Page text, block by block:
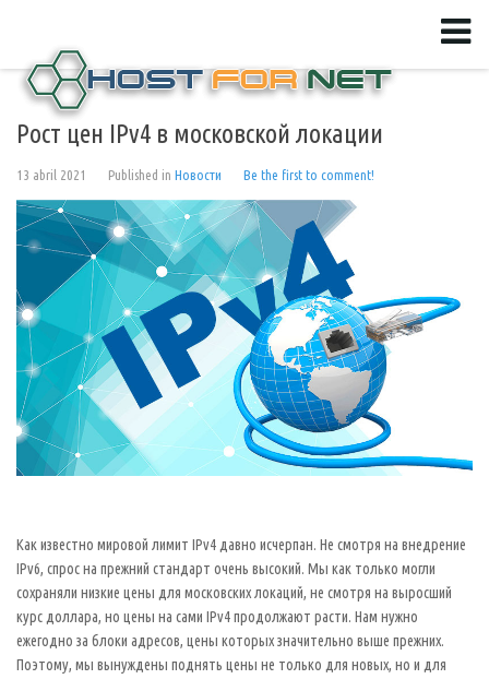
Рост цен IPv4 в московской локации
13 abril 2021 Published in Новости Be the first to comment!
Как известно мировой лимит IPv4 давно исчерпан. Не смотря на внедрение
IPv6, спрос на прежний стандарт очень высокий. Мы как только могли
сохраняли низкие цены для московских локаций, не смотря на выросший
курс доллара, но цены на сами IPv4 продолжают расти. Нам нужно
ежегодно за блоки адресов, цены которых значительно выше прежних.
Поэтому, мы вынуждены поднять цены не только для новых, но и для